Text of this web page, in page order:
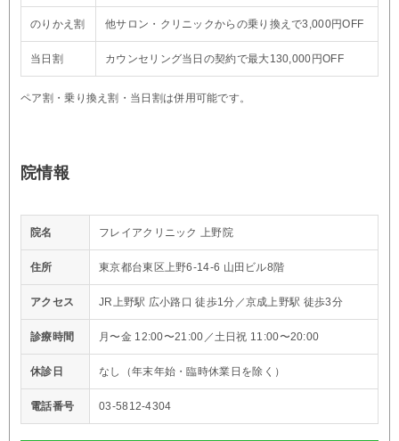
のりかえ割 他サロン・クリニックからの乗り換えで3,000円OFF
当日割 カウンセリング当日の契約で最大130,000円OFF
ペア割・乗り換え割・当日割は併用可能です。
院情報
院名 フレイアクリニック 上野院
住所 東京都台東区上野6-14-6 山田ビル8階
アクセス JR上野駅 広小路口 徒歩1分／京成上野駅 徒歩3分
診療時間 月〜金 12:00〜21:00／土日祝 11:00〜20:00
休診日 なし（年末年始・臨時休業日を除く）
電話番号 03-5812-4304